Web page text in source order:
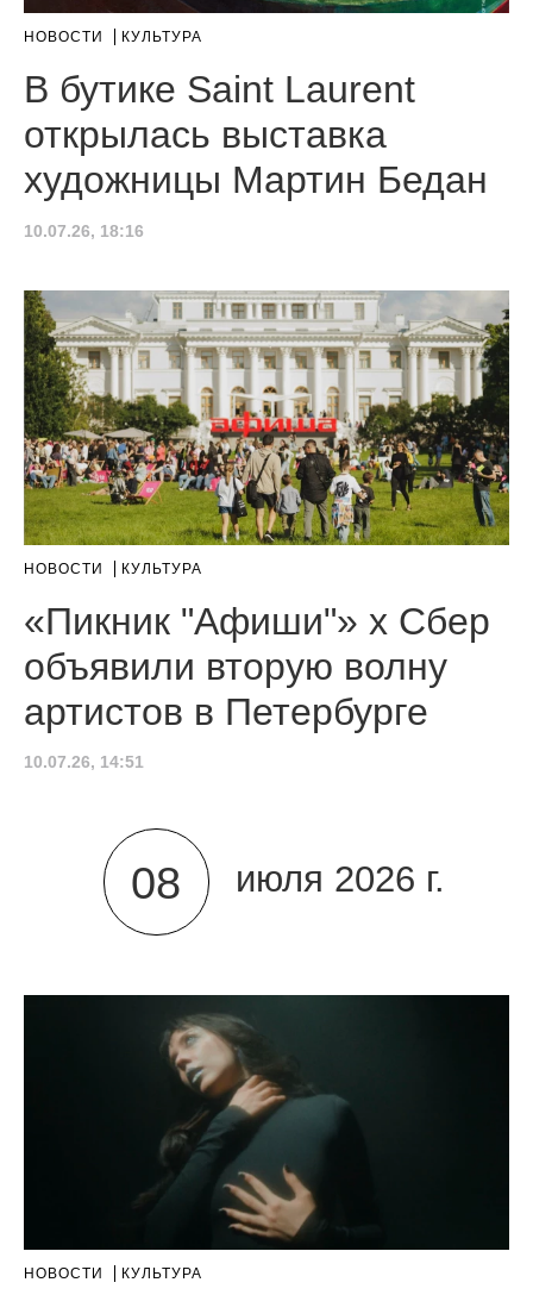
НОВОСТИ КУЛЬТУРА
В бутике Saint Laurent
открылась выставка
художницы Мартин Бедан
10.07.26, 18:16
НОВОСТИ КУЛЬТУРА
«Пикник "Афиши"» x Сбер
объявили вторую волну
артистов в Петербурге
10.07.26, 14:51
08 июля 2026 г.
НОВОСТИ КУЛЬТУРА